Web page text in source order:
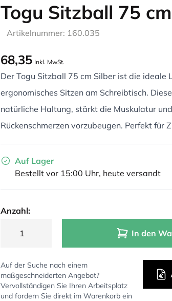
Togu Sitzball 75 cm
Artikelnummer: 160.035
68,35 Inkl. MwSt.
Der Togu Sitzball 75 cm Silber ist die ideale
ergonomisches Sitzen am Schreibtisch.
natürliche Haltung, stärkt die Muskulatur
Rückenschmerzen vorzubeugen. Perfekt für
Auf Lager
Bestellt vor 15:00 Uhr, heute versandt
Anzahl:
In den
Auf der Suche nach einem
maßgeschneiderten Angebot?
Vervollständigen Sie Ihren Arbeitsplatz
und fordern Sie direkt im Warenkorb ein